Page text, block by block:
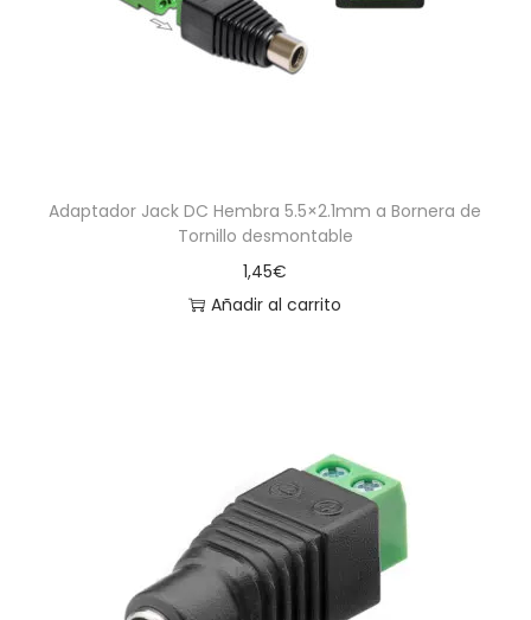
Adaptador Jack DC Hembra 5.5×2.1mm a Bornera de
Tornillo desmontable
1,45€
Añadir al carrito